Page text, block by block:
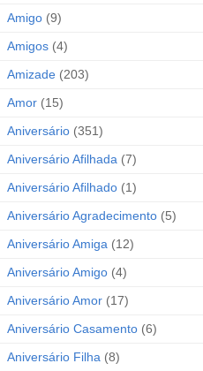
Amigo (9)
Amigos (4)
Amizade (203)
Amor (15)
Aniversário (351)
Aniversário Afilhada (7)
Aniversário Afilhado (1)
Aniversário Agradecimento (5)
Aniversário Amiga (12)
Aniversário Amigo (4)
Aniversário Amor (17)
Aniversário Casamento (6)
Aniversário Filha (8)